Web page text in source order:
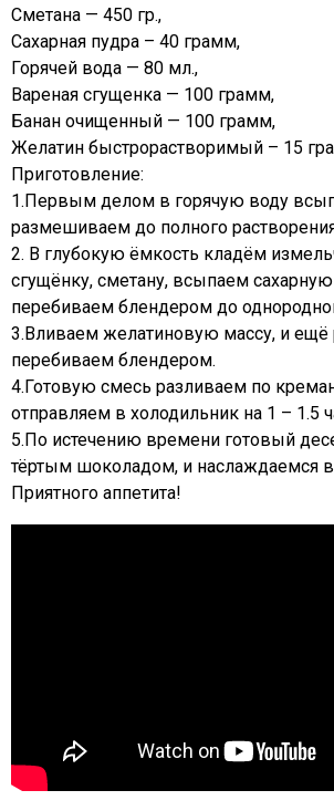
Сметана — 450 гр.,
Сахарная пудра – 40 грамм,
Горячей вода — 80 мл.,
Вареная сгущенка — 100 грамм,
Банан очищенный — 100 грамм,
Желатин быстрорастворимый – 15
Приготовление:
1.Первым делом в горячую воду
размешиваем до полного
2. В глубокую ёмкость кладём
сгущёнку, сметану, всыпаем
перебиваем блендером до
3.Вливаем желатиновую массу, и ещё
перебиваем блендером.
4.Готовую смесь разливаем по
отправляем в холодильник на 1 – 1.5
5.По истечению времени готовый
тёртым шоколадом, и наслаждаемся
Приятного аппетита!